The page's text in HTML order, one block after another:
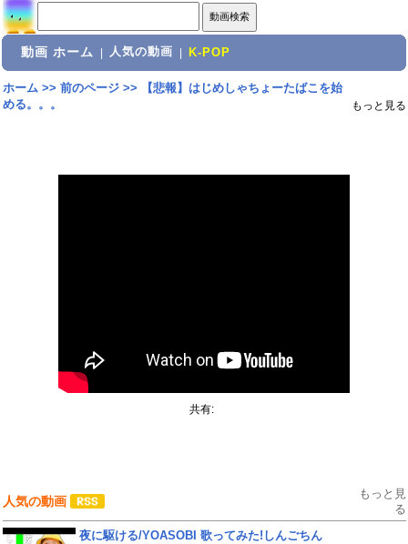
動画 ホーム 人気の動画 K-POP
ホーム>> 前のページ>>
【悲報】はじめしゃちょーたばこを始
める。。。
もっと見る
共有:
人気の動画
もっと見
る
夜に駆ける/YOASOBI 歌ってみた!しんごちん